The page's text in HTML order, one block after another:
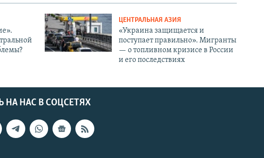
ЦЕНТРАЛЬНАЯ АЗИЯ
«Украина защищается и
поступает правильно». Мигранты
— о топливном кризисе в России
и его последствиях
НАС В СОЦСЕТЯХ